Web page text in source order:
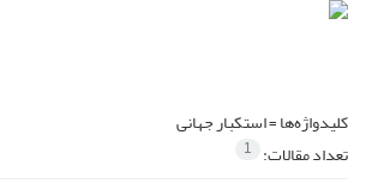
کلیدواژه‌ها =استکبار جهانی
تعداد مقالات: 1